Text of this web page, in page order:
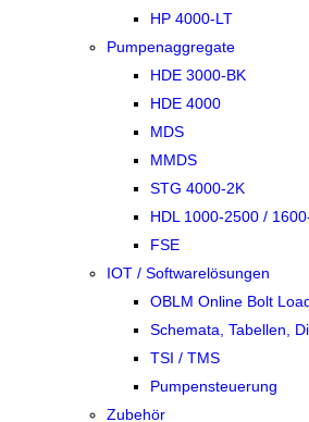
HP 4000-LT
Pumpenaggregate
HDE 3000-BK
HDE 4000
MDS
MMDS
STG 4000-2K
HDL 1000-2500 /
FSE
IOT / Softwarelösungen
OBLM Online Bolt
Schemata, Tabellen,
TSI / TMS
Pumpensteuerung
Zubehör